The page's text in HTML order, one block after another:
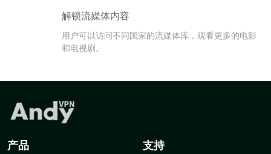
解锁流媒体内容
用户可以访问不同国家的流媒体库，观看更多的电影
和电视剧。
产品 支持